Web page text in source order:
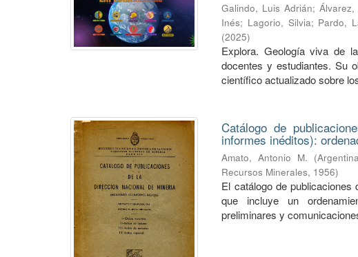
Galindo, Luis Adrián;
Inés; Lagorio, Silvia; Pardo,
(2025)
Explora. Geología viva de
docentes y estudiantes. Su
científico actualizado sobre
Catálogo de
informes inéditos):
Amato, Antonio M. (
Recursos Minerales, 1956)
El catálogo de
que incluye un
preliminares y